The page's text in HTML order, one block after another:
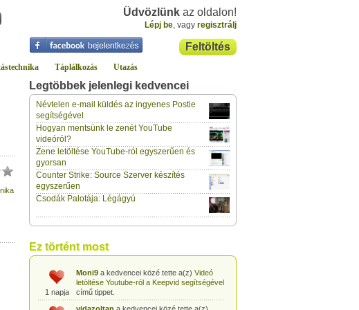
Üdvözlünk az oldalon!
Lépj be, vagy regisztrálj
Feltöltés
Táplálkozás Utazás
Legtöbbek jelenlegi kedvencei
Névtelen e-mail küldés az ingyenes Postie
segítségével
Hogyan mentsünk le zenét YouTube
videóról?
Zene letöltése YouTube-ról egyszerűen és
gyorsan
Counter Strike: Source Szerver készítés
egyszerűen
Csodák Palotája: Légágyú
Ez történt most
1 napja
gabor733a kedvencei közé tette a(z)
Leopárdgekkó-etetés egyszerű csipesszel
című tippet.
1 napja
gabor733a kedvencei közé tette a(z)
című tippet.
1 napja
Hogyan készítsünk fűszeres-paradicsomos
pennét?
1 napja
gabor733a kedvencei közé tette a(z)
hónapos kortólcímű tippet.
1 napja
Babakonyha - Alma-banán püré készítése
egyszerűencímű tippet.
1 napja
Moni9a kedvencei közé tette a(z) Videó
letöltése Youtube-ról a Keepvid segítségével
című tippet.